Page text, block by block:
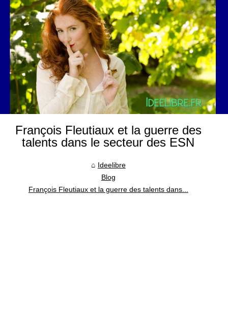
François Fleutiaux et la guerre des
talents dans le secteur des ESN
Ideelibre
Blog
François Fleutiaux et la guerre des talents dans...